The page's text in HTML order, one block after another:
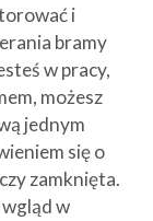
i
bramy
w pracy,
możesz
jednym
się o
zamknięta.
w